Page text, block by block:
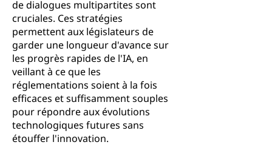
de dialogues multipartites sont
cruciales. Ces stratégies
permettent aux législateurs de
garder une longueur d'avance sur
les progrès rapides de l'IA, en
veillant à ce que les
réglementations soient à la fois
efficaces et suffisamment souples
pour répondre aux évolutions
technologiques futures sans
étouffer l'innovation.